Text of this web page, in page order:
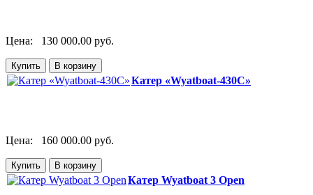
Цена: 130 000.00 руб.
Катер «Wyatboat-430C»
Цена: 160 000.00 руб.
Катер Wyatboat 3 Open